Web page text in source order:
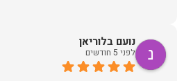
נועם בלוריאן
לפני 5 חודשים